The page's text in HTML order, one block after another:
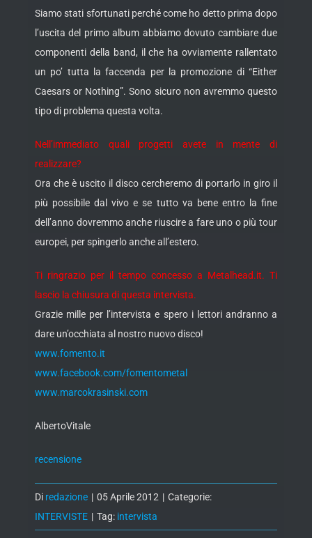
Siamo stati sfortunati perché come ho detto prima dopo
l’uscita del primo album abbiamo dovuto cambiare due
componenti della band, il che ha ovviamente rallentato
un po’ tutta la faccenda per la promozione di “Either
Caesars or Nothing”. Sono sicuro non avremmo questo
tipo di problema questa volta.
Nell’immediato quali progetti avete in mente di
realizzare?
Ora che è uscito il disco cercheremo di portarlo in giro il
più possibile dal vivo e se tutto va bene entro la fine
dell’anno dovremmo anche riuscire a fare uno o più tour
europei, per spingerlo anche all’estero.
Ti ringrazio per il tempo concesso a Metalhead.it. Ti
lascio la chiusura di questa intervista.
Grazie mille per l’intervista e spero i lettori andranno a
dare un’occhiata al nostro nuovo disco!
www.fomento.it
www.facebook.com/fomentometal
www.marcokrasinski.com
AlbertoVitale
recensione
Di redazione | 05 Aprile 2012 | Categorie:
INTERVISTE | Tag: intervista